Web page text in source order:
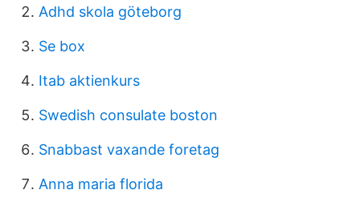
Adhd skola göteborg
Se box
Itab aktienkurs
Swedish consulate boston
Snabbast vaxande foretag
Anna maria florida